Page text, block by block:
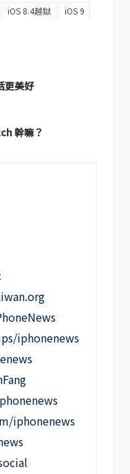
iOS 8.4越獄
iOS 9
更美好
幹嘛？
iphonenews
iphonenews